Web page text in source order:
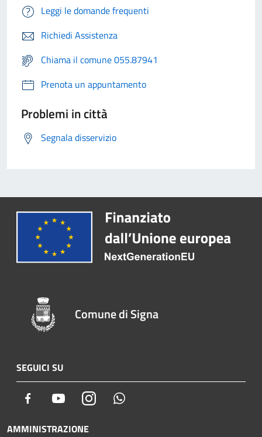
Leggi le domande frequenti
Richiedi Assistenza
Chiama il comune 055.87941
Prenota un appuntamento
Problemi in città
Segnala disservizio
Comune di Signa
SEGUICI SU
Facebook YoutubeInstagram
AMMINISTRAZIONE